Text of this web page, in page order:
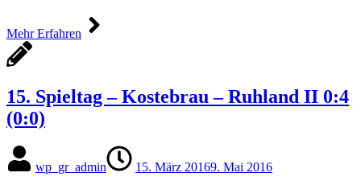
Mehr Erfahren
15. Spieltag – Kostebrau – Ruhland II 0:4
(0:0)
wp_gr_admin 15. März 20169. Mai 2016